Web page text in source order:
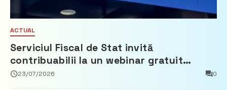
ACTUAL
Serviciul Fiscal de Stat invită
contribuabilii la un webinar gratuit
privind calculul impozitului pe bunurile
23/07/2026 0